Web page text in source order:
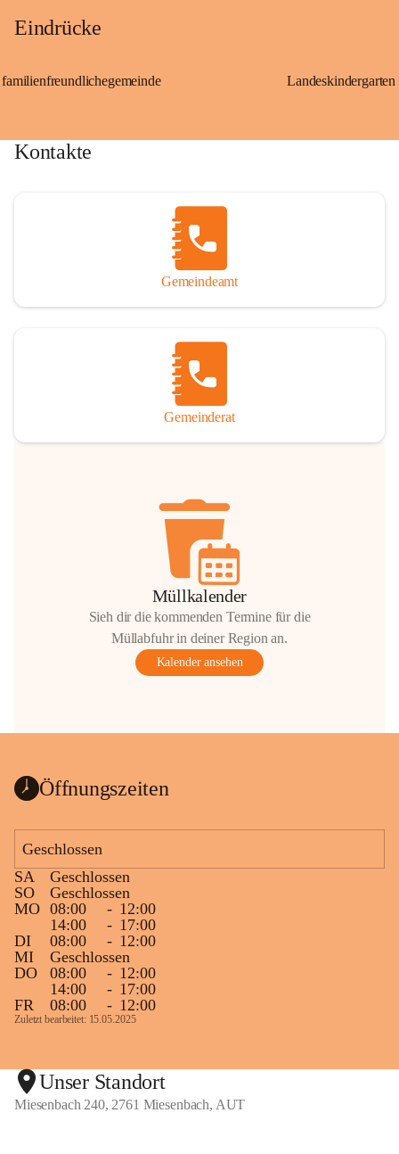
Eindrücke
familienfreundlichegemeinde
Kontakte
Gemeindeamt
Gemeinderat
Müllkalender
Sieh dir die kommenden Termine für die
Müllabfuhr in deiner Region an.
Kalender ansehen
Öffnungszeiten
Geschlossen
SA
Geschlossen
SO
Geschlossen
MO 08:00 - 12:00
14:00
- 17:00
DI
08:00 - 12:00
MI
Geschlossen
DO
08:00 - 12:00
14:00
- 17:00
FR
08:00 - 12:00
Zuletzt bearbeitet: 15.05.2025
Unser Standort
Miesenbach 240, 2761 Miesenbach, AUT